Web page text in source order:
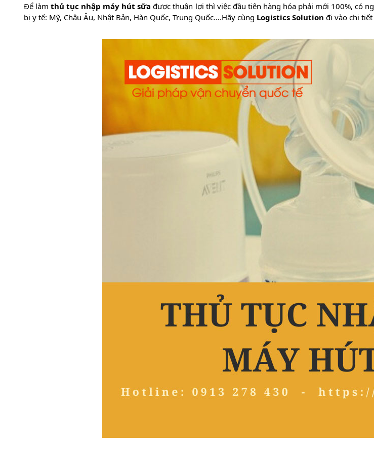
Để làmthủ tục nhập máy hút sữa được thuận lợi thì việc đầu tiên hàng hóa phải mới 100%, có
bị y tế: Mỹ, Châu Âu, Nhật Bản, Hàn Quốc, Trung Quốc….Hãy cùng Logistics Solution đi vào chi